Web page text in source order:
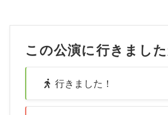
この公演に行きまし
行きました！